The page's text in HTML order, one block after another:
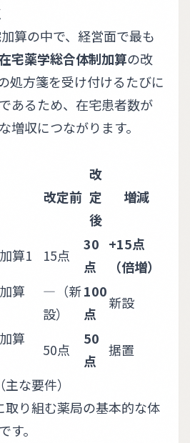
算の中で、経営面で最も
宅薬学総合体制加算の改
処方箋を受け付けるたびに
あるため、在宅患者数が
増収につながります。
改定前
改
定
後
増減
算1 15点
30
点
+15点
（倍増）
算
―（新
設）
100
点
新設
算
50点
50
点
据置
な要件）
取り組む薬局の基本的な体
す。